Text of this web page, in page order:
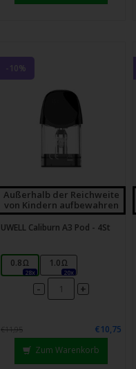
-10%
Außerhalb der Reichweite
von Kindern aufbewahren
UWELL Caliburn A3 Pod - 4St
0.8Ω
28x
1.0Ω
20x
- +
€11,95
€10,75
Zum Warenkorb